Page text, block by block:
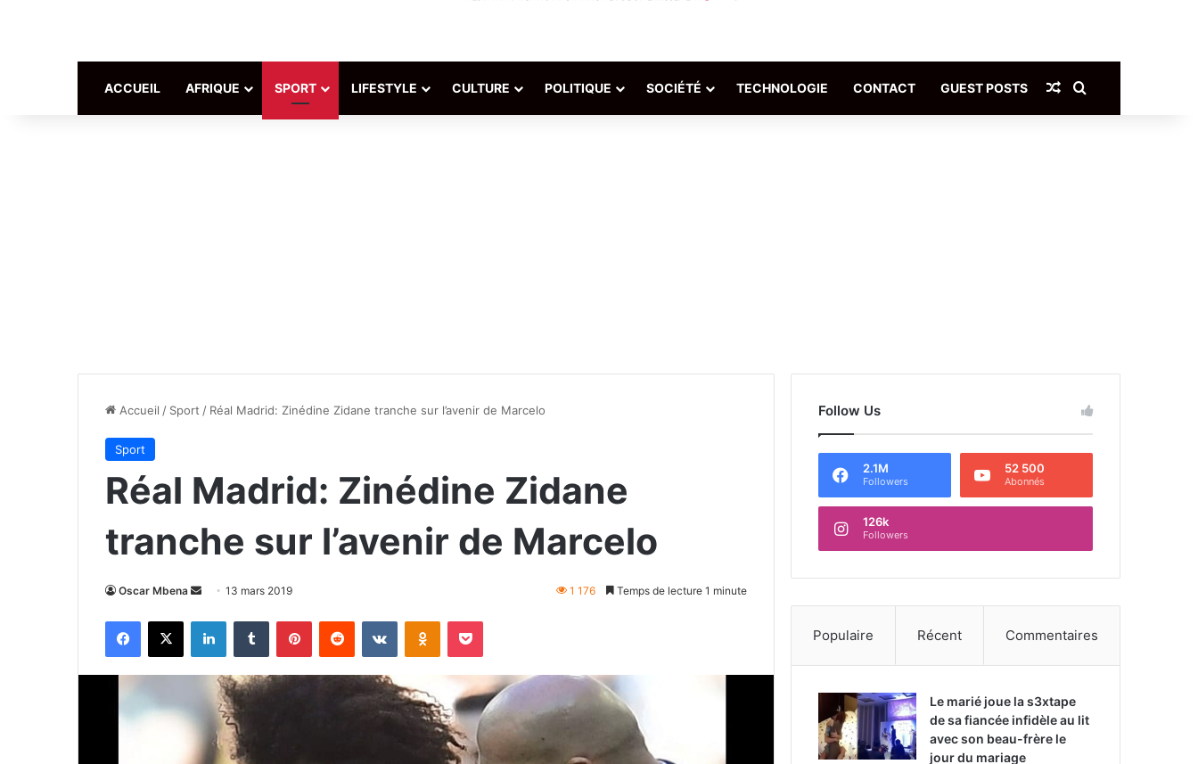
ACCUEIL AFRIQUE SPORT LIFESTYLE CULTURE POLITIQUE SOCIÉTÉ TECHNOLOGIE CONTACT GUEST POSTS Article Aléatoire
Accueil / Sport / Réal Madrid: Zinédine Zidane tranche sur l’avenir de Marcelo
Sport
Réal Madrid: Zinédine Zidane
tranche sur l’avenir de Marcelo
Oscar Mbena
Envoyer
courriel
13 mars 2019 1 176 Temps de lecture 1 minute
Facebook
X LinkedinTumblr PinterestReddit VKontakteOdnoklassniki
Pocket
Follow Us
2.1M
Followers
52 500
Abonnés
126k
Followers
Populaire Récent Commentaires
Le marié joue la s3xtape
de sa fiancée infidèle au lit
avec son beau-frère le
jour du mariage